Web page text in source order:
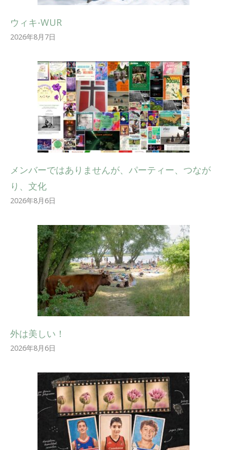
ウィキ-WUR
2026年8月7日
メンバーではありませんが、パーティー、つなが
り、文化
2026年8月6日
外は美しい！
2026年8月6日